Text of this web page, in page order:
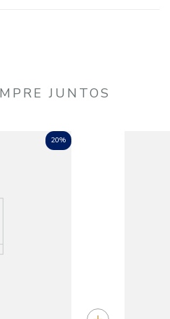
JUNTOS
20%